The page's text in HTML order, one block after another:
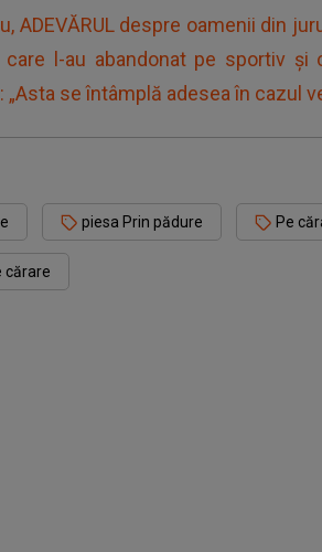
ADEVĂRUL despre oamenii din
care l-au abandonat pe sportiv
se întâmplă adesea în cazul
piesa Prin pădure Pe
cărare